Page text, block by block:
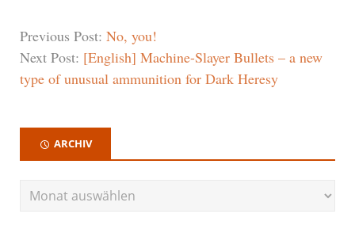
Previous Post: No, you!
Next Post: [English] Machine-Slayer Bullets – a new
type of unusual ammunition for Dark Heresy
ARCHIV